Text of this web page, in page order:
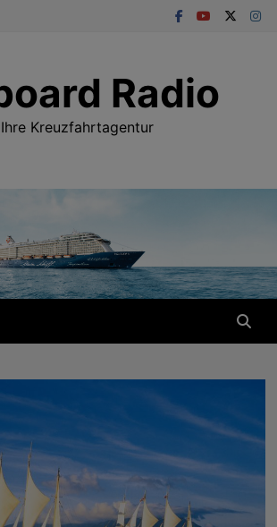
Radio
Ihre Kreuzfahrtagentur